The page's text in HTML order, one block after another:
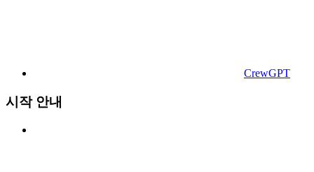
CrewGPT
시작 안내